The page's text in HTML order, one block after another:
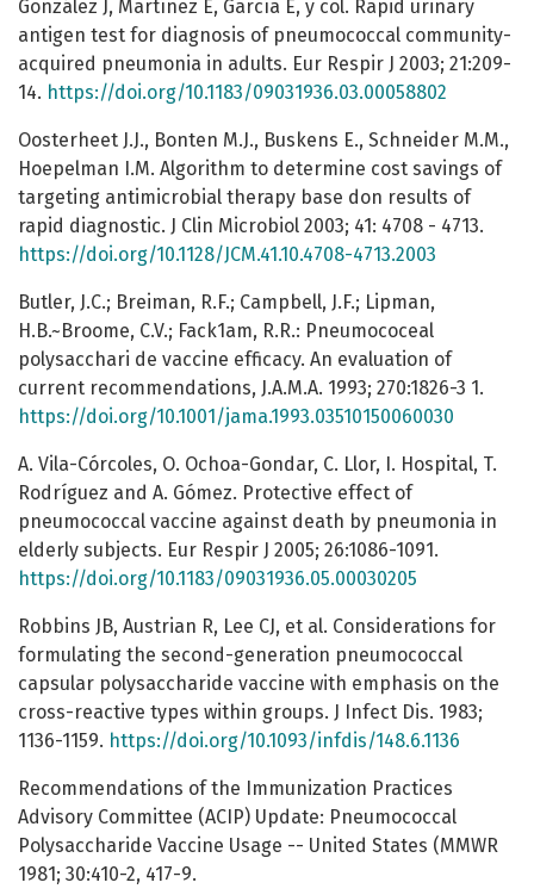
González J, Martínez E, García E, y col. Rapid urinary
antigen test for diagnosis of pneumococcal community-
acquired pneumonia in adults. Eur Respir J 2003; 21:209-
14. https://doi.org/10.1183/09031936.03.00058802
Oosterheet J.J., Bonten M.J., Buskens E., Schneider M.M.,
Hoepelman I.M. Algorithm to determine cost savings of
targeting antimicrobial therapy base don results of
rapid diagnostic. J Clin Microbiol 2003; 41: 4708 - 4713.
https://doi.org/10.1128/JCM.41.10.4708-4713.2003
Butler, J.C.; Breiman, R.F.; Campbell, J.F.; Lipman,
H.B.~Broome, C.V.; Fack1am, R.R.: Pneumococeal
polysacchari de vaccine efficacy. An evaluation of
current recommendations, J.A.M.A. 1993; 270:1826-3 1.
https://doi.org/10.1001/jama.1993.03510150060030
A. Vila-Córcoles, O. Ochoa-Gondar, C. Llor, I. Hospital, T.
Rodríguez and A. Gómez. Protective effect of
pneumococcal vaccine against death by pneumonia in
elderly subjects. Eur Respir J 2005; 26:1086-1091.
https://doi.org/10.1183/09031936.05.00030205
Robbins JB, Austrian R, Lee CJ, et al. Considerations for
formulating the second-generation pneumococcal
capsular polysaccharide vaccine with emphasis on the
cross-reactive types within groups. J Infect Dis. 1983;
1136-1159. https://doi.org/10.1093/infdis/148.6.1136
Recommendations of the Immunization Practices
Advisory Committee (ACIP) Update: Pneumococcal
Polysaccharide Vaccine Usage -- United States (MMWR
1981; 30:410-2, 417-9.